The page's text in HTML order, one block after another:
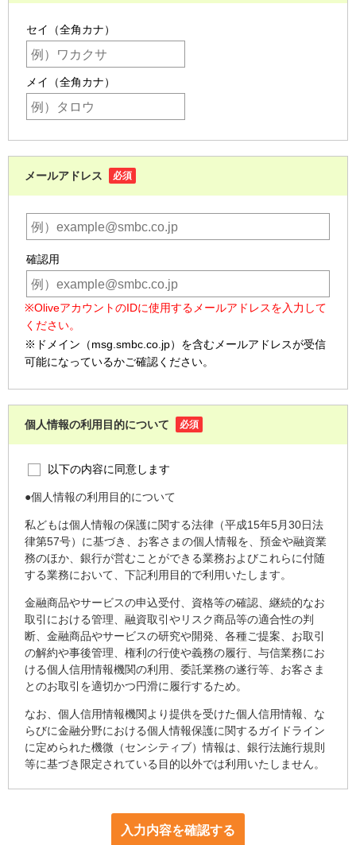
セイ（全角カナ）
メイ（全角カナ）
メールアドレス 必須
確認用
※OliveアカウントのIDに使用するメールアドレスを入力して
ください。
※ドメイン（msg.smbc.co.jp）を含むメールアドレスが受信
可能になっているかご確認ください。
個人情報の利用目的について 必須
以下の内容に同意します
●個人情報の利用目的について
私どもは個人情報の保護に関する法律（平成15年5月30日法
律第57号）に基づき、お客さまの個人情報を、預金や融資業
務のほか、銀行が営むことができる業務およびこれらに付随
する業務において、下記利用目的で利用いたします。
金融商品やサービスの申込受付、資格等の確認、継続的なお
取引における管理、融資取引やリスク商品等の適合性の判
断、金融商品やサービスの研究や開発、各種ご提案、お取引
の解約や事後管理、権利の行使や義務の履行、与信業務にお
ける個人信用情報機関の利用、委託業務の遂行等、お客さま
とのお取引を適切かつ円滑に履行するため。
なお、個人信用情報機関より提供を受けた個人信用情報、な
らびに金融分野における個人情報保護に関するガイドライン
に定められた機微（センシティブ）情報は、銀行法施行規則
等に基づき限定されている目的以外では利用いたしません。
入力内容を確認する